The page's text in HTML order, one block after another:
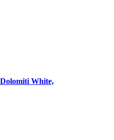
White,